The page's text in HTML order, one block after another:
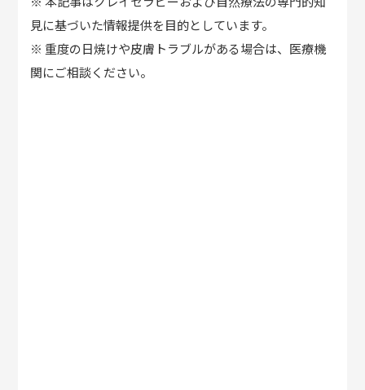
見に基づいた情報提供を目的としています。
※ 重度の日焼けや皮膚トラブルがある場合は、医療機
関にご相談ください。